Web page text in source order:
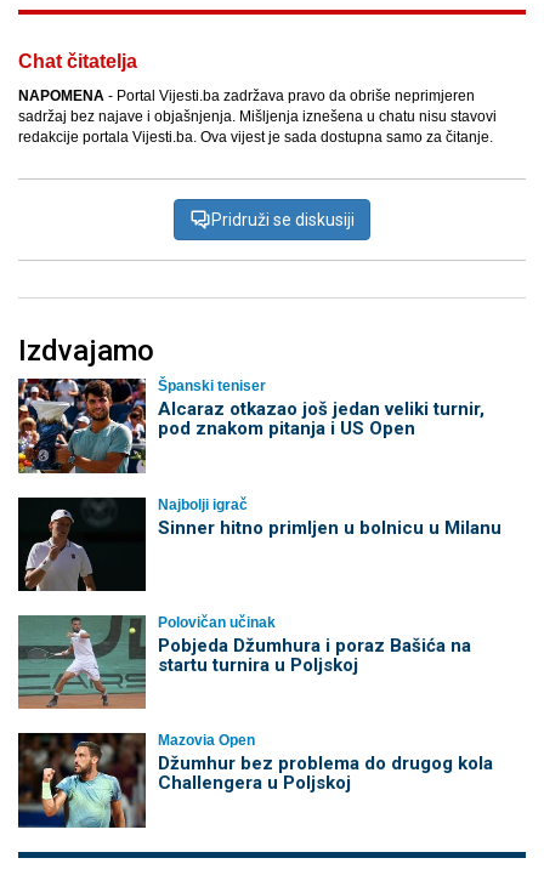
Chat čitatelja
NAPOMENA - Portal Vijesti.ba zadržava pravo da obriše neprimjeren
sadržaj bez najave i objašnjenja. Mišljenja iznešena u chatu nisu stavovi
redakcije portala Vijesti.ba. Ova vijest je sada dostupna samo za čitanje.
Pridruži se diskusiji
Izdvajamo
Španski teniser
Alcaraz otkazao još jedan veliki turnir,
pod znakom pitanja i US Open
Najbolji igrač
Sinner hitno primljen u bolnicu u Milanu
Polovičan učinak
Pobjeda Džumhura i poraz Bašića na
startu turnira u Poljskoj
Mazovia Open
Džumhur bez problema do drugog kola
Challengera u Poljskoj